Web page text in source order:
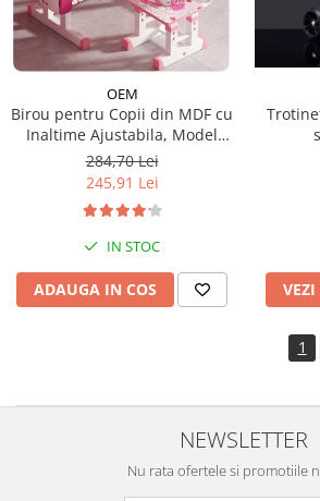
OEM
Birou pentru Copii din MDF cu
Inaltime Ajustabila, Model
Capsunica Roz
284,70 Lei
245,91 Lei
IN STOC
ADAUGA IN COS
1
NEWSLETTER
Nu rata ofertele si promotiile